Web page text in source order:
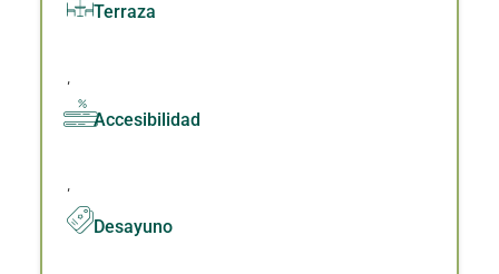
Terraza
,
Accesibilidad
,
Desayuno